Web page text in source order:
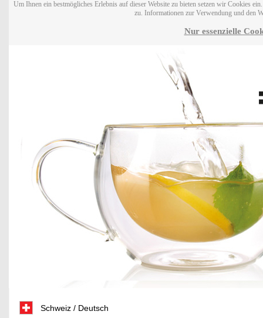
Um Ihnen ein bestmögliches Erlebnis auf dieser Website zu bieten setzen wir Cookies
zu. Informationen zur Verwendung und den
Nur essenzielle
Schweiz / Deutsch